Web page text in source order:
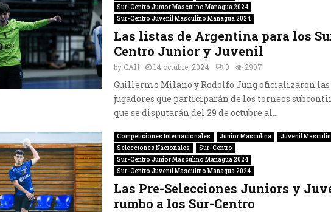
Sur-Centro Junior Masculino Managua 2024
Sur-Centro Juvenil Masculino Managua 2024
Las listas de Argentina para los
Centro Junior y Juvenil
by CAH 14 octubre, 2024 0 2907
Guillermo Milano y Rodolfo Jung oficializaron las
jugadores que participarán de los torneos
que se disputarán del 29 de octubre al...
Competiciones Internacionales Junior Masculina Juvenil
Selecciones Nacionales
Sur-Centro
Sur-Centro Junior Masculino Managua 2024
Sur-Centro Juvenil Masculino Managua 2024
Las Pre-Selecciones Juniors y
rumbo a los Sur-Centro